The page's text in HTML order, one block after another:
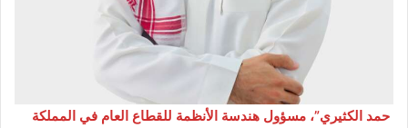
حمد الكثيري”، مسؤول هندسة الأنظمة للقطاع العام في المملكة